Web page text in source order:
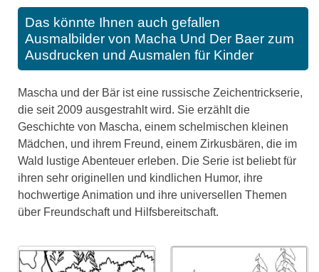
Das könnte Ihnen auch gefallen
Ausmalbilder von Macha Und Der Baer zum
Ausdrucken und Ausmalen für Kinder
Mascha und der Bär ist eine russische Zeichentrickserie,
die seit 2009 ausgestrahlt wird. Sie erzählt die
Geschichte von Mascha, einem schelmischen kleinen
Mädchen, und ihrem Freund, einem Zirkusbären, die im
Wald lustige Abenteuer erleben. Die Serie ist beliebt für
ihren sehr originellen und kindlichen Humor, ihre
hochwertige Animation und ihre universellen Themen
über Freundschaft und Hilfsbereitschaft.